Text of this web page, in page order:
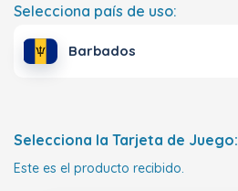
Selecciona país de uso:
Barbados
Selecciona la Tarjeta de Juego:
Este es el producto recibido.